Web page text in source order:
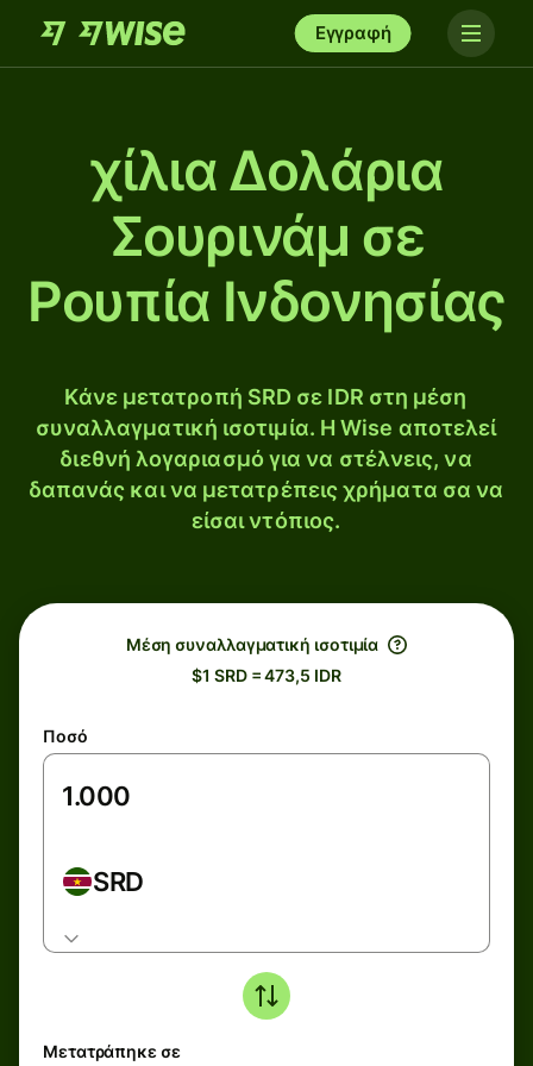
Εγγραφή
χίλια Δολάρια
Σουρινάμ σε
Ρουπία Ινδονησίας
Κάνε μετατροπή SRD σε IDR στη μέση
συναλλαγματική ισοτιμία. Η Wise αποτελεί
διεθνή λογαριασμό για να στέλνεις, να
δαπανάς και να μετατρέπεις χρήματα σα να
είσαι ντόπιος.
Μέση συναλλαγματική ισοτιμία
$1 SRD = 473,5 IDR
Ποσό
SRD
Μετατράπηκε σε